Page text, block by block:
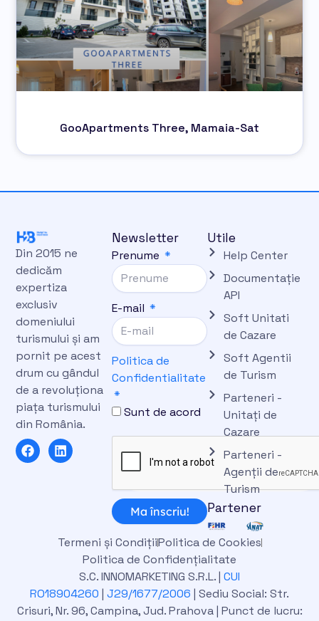
GooApartments Three, Mamaia-Sat
Din 2015 ne
dedicăm
expertiza
exclusiv
domeniului
turismului și am
pornit pe acest
drum cu gândul
de a revoluționa
piața turismului
din România.
F
a
L
i
Newsletter
Prenume
E-mail
Politica de
Confidentialitate
Sunt de acord
Ma înscriu!
Utile
Help Center
Documentație
API
Soft Unitati
de Cazare
Soft Agentii
de Turism
Parteneri -
Unitați de
Cazare
Parteneri -
Agenții de
Turism
Partener
Termeni și CondițiiPolitica de Cookies
Politica de Confidențialitate
S.C. INNOMARKETING S.R.L. | CUI
RO18904260 | J29/1677/2006 | Sediu Social: Str.
Crisuri, Nr. 96, Campina, Jud. Prahova | Punct de lucru: